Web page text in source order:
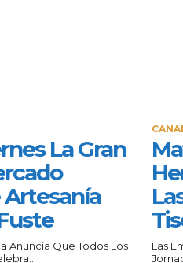
La Gran
Anuncia Que Todos Los
Las